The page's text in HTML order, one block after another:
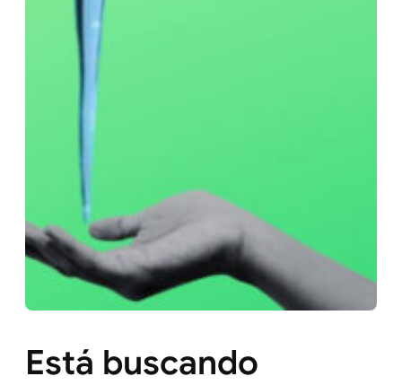
Está buscando